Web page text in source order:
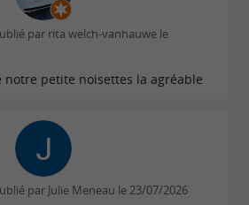
par rita welch-vanhauwe le
notre petite noisettes la agréable
par Julie Meneau le 23/07/2026